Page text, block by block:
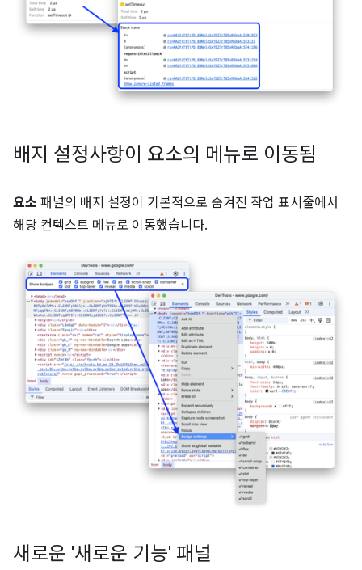
배지 설정사항이 요소의 메뉴로 이동됨
요소 패널의 배지 설정이 기본적으로 숨겨진 작업 표시줄에서
해당 컨텍스트 메뉴로 이동했습니다.
새로운 '새로운 기능' 패널